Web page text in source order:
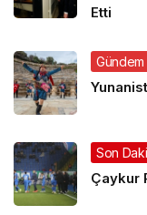
Etti
Gündem
Son
Çaykur